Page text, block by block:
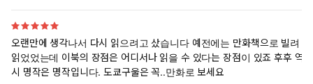
오랜만에 생각나서 다시 읽으려고 샀습니다 예전에는 만화책으로 빌려
읽었었는데 이북의 장점은 어디서나 읽을 수 있다는 장점이 있죠 후후 역
시 명작은 명작입니다. 도쿄구울은 꼭..만화로 보세요